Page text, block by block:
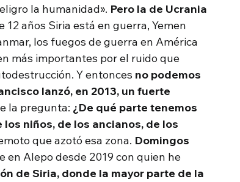
la humanidad». Pero la de Ucrania
12 años Siria está en guerra, Yemen
los fuegos de guerra en América
más importantes por el ruido que
Y entonces no podemos
lanzó, en 2013, un fuerte
la pregunta: ¿De qué parte tenemos
niños, de los ancianos, de los
que azotó esa zona. Domingos
en Alepo desde 2019 con quien he
de Siria, donde la mayor parte de la